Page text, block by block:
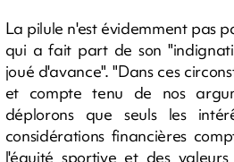
La pilule n'est évidemment pas
qui a fait part de son
joué d'avance". "Dans ces
et compte tenu de nos
déplorons que seuls les
considérations financières
l'équité sportive et des